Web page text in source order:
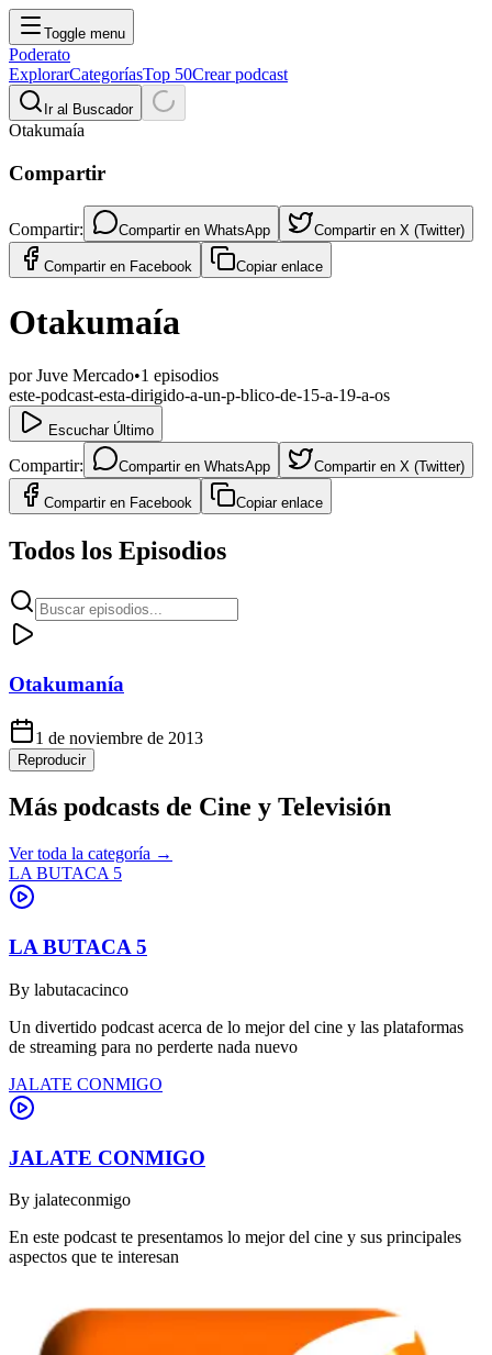
Toggle menu
Poderato
ExplorarCategoríasTop 50Crear podcast
Ir al Buscador
Otakumaía
Compartir
Compartir: Compartir en WhatsApp Compartir en X (Twitter)
Compartir en Facebook Copiar enlace
Otakumaía
porJuve Mercado•1 episodios
este-podcast-esta-dirigido-a-un-p-blico-de-15-a-19-a-os
Escuchar Último
Compartir: Compartir en WhatsApp Compartir en X (Twitter)
Compartir en Facebook Copiar enlace
Todos los Episodios
Otakumanía
1 de noviembre de 2013
Reproducir
Más podcasts de Cine y Televisión
Ver toda la categoría →
LA BUTACA 5
LA BUTACA 5
By labutacacinco
Un divertido podcast acerca de lo mejor del cine y las plataformas
de streaming para no perderte nada nuevo
JALATE CONMIGO
JALATE CONMIGO
By jalateconmigo
En este podcast te presentamos lo mejor del cine y sus principales
aspectos que te interesan